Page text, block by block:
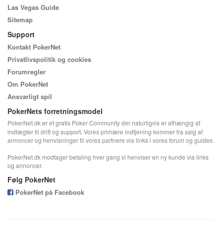
Las Vegas Guide
Sitemap
Support
Kontakt PokerNet
Privatlivspolitik og cookies
Forumregler
Om PokerNet
Ansvarligt spil
PokerNets forretningsmodel
PokerNet.dk er et gratis Poker Community der naturligvis er afhængig af
indtægter til drift og support. Vores primære indtjening kommer fra salg af
annoncer og henvisninger til vores partnere via links i vores forum og guides.
PokerNet.dk modtager betaling hver gang vi henviser en ny kunde via links
og annoncer.
Følg PokerNet
PokerNet på Facebook